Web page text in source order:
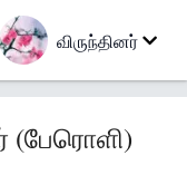
விருந்தினர்
(பேரொளி)